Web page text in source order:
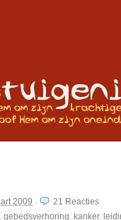
2009 . 21 Reacties
, gebedsverhoring, kanker,